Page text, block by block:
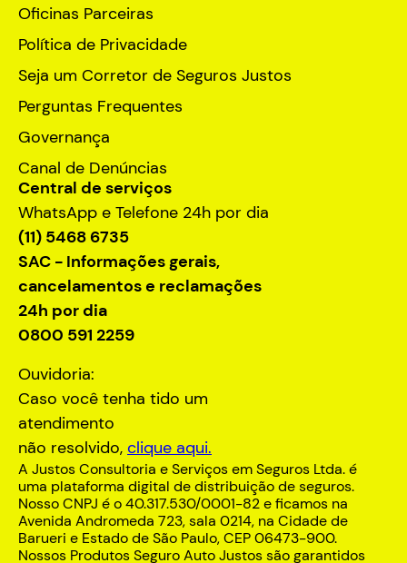
Oficinas Parceiras
Política de Privacidade
Seja um Corretor de Seguros Justos
Perguntas Frequentes
Governança
Canal de Denúncias
Central de serviços
WhatsApp e Telefone 24h por dia
(11) 5468 6735
SAC - Informações gerais,
cancelamentos e reclamações
24h por dia
0800 591 2259
Ouvidoria:
Caso você tenha tido um
atendimento
não resolvido, clique aqui.
A Justos Consultoria e Serviços em Seguros Ltda. é
uma plataforma digital de distribuição de seguros.
Nosso CNPJ é o 40.317.530/0001-82 e ficamos na
Avenida Andromeda 723, sala 0214, na Cidade de
Barueri e Estado de São Paulo, CEP 06473-900.
Nossos Produtos Seguro Auto Justos são garantidos